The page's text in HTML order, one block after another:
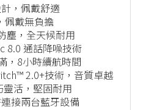
，佩戴舒適
佩戴無負擔
塵，全天候耐用
8.0 通話降噪技術
，8小時續航時間
2.0+技術，音質卓越
活，堅固耐用
接兩台藍牙設備